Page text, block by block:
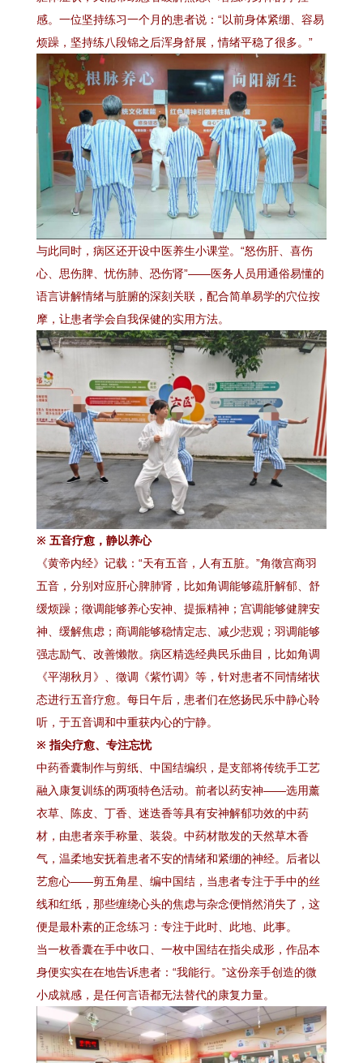
感。一位坚持练习一个月的患者说：“以前身体紧绷、容易
烦躁，坚持练八段锦之后浑身舒展，情绪平稳了很多。”
与此同时，病区还开设中医养生小课堂。“怒伤肝、喜伤
心、思伤脾、忧伤肺、恐伤肾”——医务人员用通俗易懂的
语言讲解情绪与脏腑的深刻关联，配合简单易学的穴位按
摩，让患者学会自我保健的实用方法。
※ 五音疗愈，静以养心
《黄帝内经》记载：“天有五音，人有五脏。”角徵宫商羽
五音，分别对应肝心脾肺肾，比如角调能够疏肝解郁、舒
缓烦躁；徵调能够养心安神、提振精神；宫调能够健脾安
神、缓解焦虑；商调能够稳情定志、减少悲观；羽调能够
强志励气、改善懒散。病区精选经典民乐曲目，比如角调
《平湖秋月》、徵调《紫竹调》等，针对患者不同情绪状
态进行五音疗愈。每日午后，患者们在悠扬民乐中静心聆
听，于五音调和中重获内心的宁静。
※ 指尖疗愈、专注忘忧
中药香囊制作与剪纸、中国结编织，是支部将传统手工艺
融入康复训练的两项特色活动。前者以药安神——选用薰
衣草、陈皮、丁香、迷迭香等具有安神解郁功效的中药
材，由患者亲手称量、装袋。中药材散发的天然草木香
气，温柔地安抚着患者不安的情绪和紧绷的神经。后者以
艺愈心——剪五角星、编中国结，当患者专注于手中的丝
线和红纸，那些缠绕心头的焦虑与杂念便悄然消失了，这
便是最朴素的正念练习：专注于此时、此地、此事。
当一枚香囊在手中收口、一枚中国结在指尖成形，作品本
身便实实在在地告诉患者：“我能行。”这份亲手创造的微
小成就感，是任何言语都无法替代的康复力量。